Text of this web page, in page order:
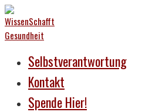
Selbstverantwortung
Kontakt
Spende Hier!